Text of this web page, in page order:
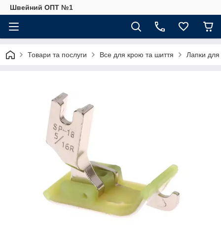
Швейний ОПТ №1
Товари та послуги Все для крою та шиття Лапки